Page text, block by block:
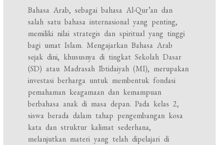
Bahasa Arab, sebagai bahasa Al-Qur’an dan
salah satu bahasa internasional yang penting,
memiliki nilai strategis dan spiritual yang tinggi
bagi umat Islam. Mengajarkan Bahasa Arab
sejak dini, khususnya di tingkat Sekolah Dasar
(SD) atau Madrasah Ibtidaiyah (MI), merupakan
investasi berharga untuk membentuk fondasi
pemahaman keagamaan dan kemampuan
berbahasa anak di masa depan. Pada kelas 2,
siswa berada dalam tahap pengembangan kosa
kata dan struktur kalimat sederhana,
melanjutkan materi yang telah dipelajari di